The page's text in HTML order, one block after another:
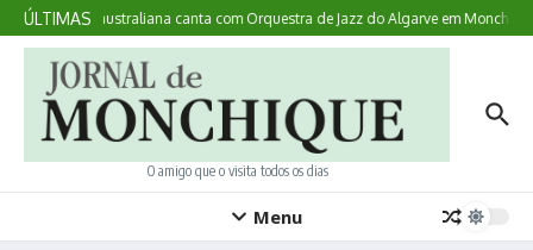
Ir para o conteúdo
ÚLTIMAS
Acontece: australiana canta com Orquestra de Jazz do Algarve em Monchique
O amigo que o visita todos os dias
Menu